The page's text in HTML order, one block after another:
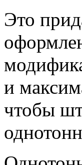
Это
и
чтобы